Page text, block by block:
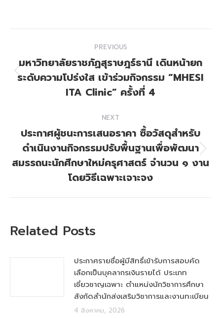
navigation
PREVIOUS
Previous
post:
มหาวิทยาลัยราชภัฏสุราษฎร์ธานี เดินหน้ายก
ระดับความโปร่งใส เข้าร่วมกิจกรรม “MHESI
ITA Clinic” ครั้งที่ 4
NEXT
Next
post:
ประกาศผู้ชนะการเสนอราคา ซื้อวัสดุสำหรับ
ดำเนินงานกิจกรรมปรับพื้นฐานเพื่อพัฒนา
สมรรถนะนักศึกษาใหม่ครุศาสตร์ จำนวน ๑ งาน
โดยวิธีเฉพาะเจาะจง
Related Posts
ประกาศรายชื่อผู้มีสิทธิ์เข้ารับการสอบคัด
เลือกเป็นบุคลากรเงินรายได้ ประเภท
เชี่ยวชาญเฉพาะ ตำแหน่งนักวิชาการศึกษา
สังกัดสำนักส่งเสริมวิชาการและงานทะเบียน
4 สิงหาคม, 2026